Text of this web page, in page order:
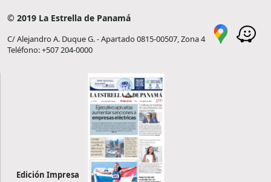
© 2019 La Estrella de Panamá
C/ Alejandro A. Duque G. - Apartado 0815-00507, Zona 4
Teléfono: +507 204-0000
Edición Impresa